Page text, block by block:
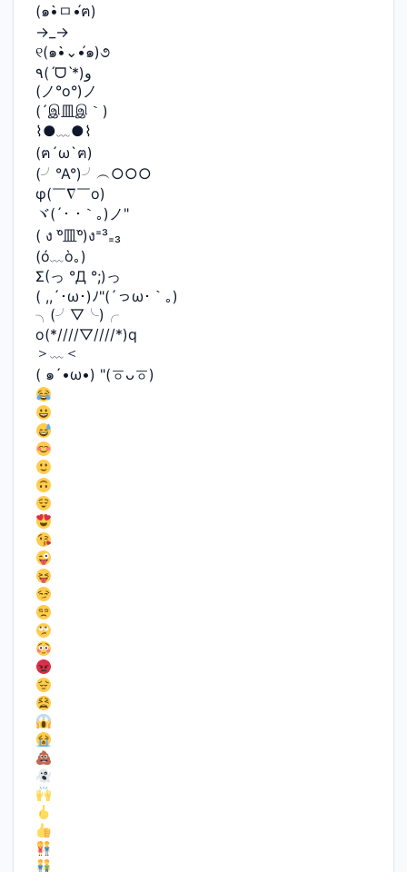
(๑•̀ㅁ•́ฅ)
→_→
୧(๑•̀⌄•́๑)૭
٩(ˊᗜˋ*)و
(ノ°ο°)ノ
(´இ皿இ｀)
⌇●﹏●⌇
(ฅ´ω`ฅ)
(╯°A°)╯︵○○○
φ(￣∇￣o)
ヾ(´･ ･｀｡)ノ"
( ง ᵒ̌皿ᵒ̌)ง⁼³₌₃
(ó﹏ò｡)
Σ(っ °Д °;)っ
( ,,´･ω･)ﾉ"(´っω･｀｡)
╮(╯▽╰)╭
o(*////▽////*)q
＞﹏＜
( ๑´•ω•) "(ㆆᴗㆆ)